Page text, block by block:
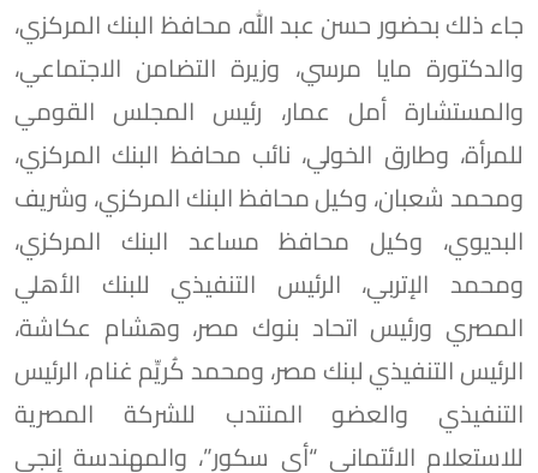
جاء ذلك بحضور حسن عبد الله، محافظ البنك المركزي،
والدكتورة مايا مرسي، وزيرة التضامن الاجتماعي،
والمستشارة أمل عمار، رئيس المجلس القومي
للمرأة، وطارق الخولي، نائب محافظ البنك المركزي،
ومحمد شعبان، وكيل محافظ البنك المركزي، وشريف
البديوي، وكيل محافظ مساعد البنك المركزي،
ومحمد الإتربي، الرئيس التنفيذي للبنك الأهلي
المصري ورئيس اتحاد بنوك مصر، وهشام عكاشة،
الرئيس التنفيذي لبنك مصر، ومحمد كُريِّم غنام، الرئيس
التنفيذي والعضو المنتدب للشركة المصرية
للاستعلام الائتماني “أي سكور”، والمهندسة إنجي